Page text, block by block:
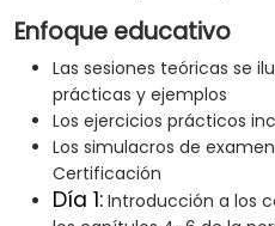
Enfoque educativo
Las sesiones teóricas se
prácticas y ejemplos
Los ejercicios prácticos
Los simulacros de
Certificación
Día 1: Introducción a los